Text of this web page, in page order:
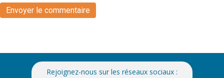
Rejoignez-nous sur les réseaux sociaux :